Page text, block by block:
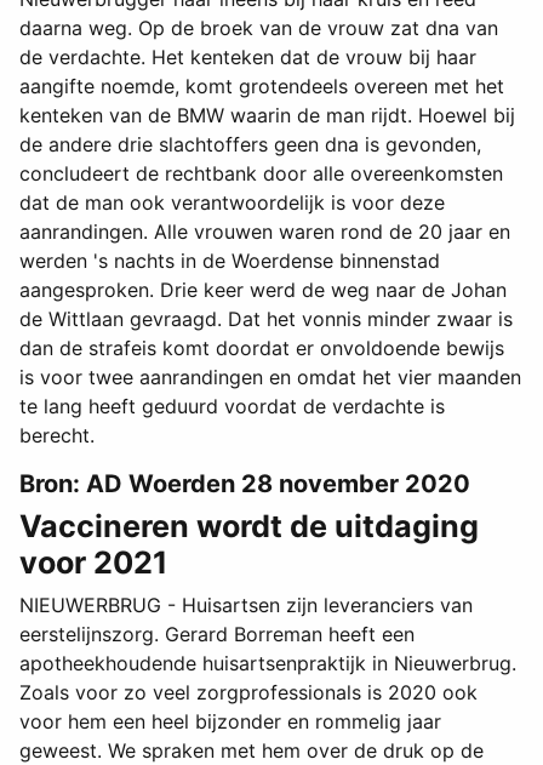
daarna weg. Op de broek van de vrouw zat dna van
de verdachte. Het kenteken dat de vrouw bij haar
aangifte noemde, komt grotendeels overeen met het
kenteken van de BMW waarin de man rijdt. Hoewel bij
de andere drie slachtoffers geen dna is gevonden,
concludeert de rechtbank door alle overeenkomsten
dat de man ook verantwoordelijk is voor deze
aanrandingen. Alle vrouwen waren rond de 20 jaar en
werden 's nachts in de Woerdense binnenstad
aangesproken. Drie keer werd de weg naar de Johan
de Wittlaan gevraagd. Dat het vonnis minder zwaar is
dan de strafeis komt doordat er onvoldoende bewijs
is voor twee aanrandingen en omdat het vier maanden
te lang heeft geduurd voordat de verdachte is
berecht.
Bron: AD Woerden 28 november 2020
Vaccineren wordt de uitdaging
voor 2021
NIEUWERBRUG - Huisartsen zijn leveranciers van
eerstelijnszorg. Gerard Borreman heeft een
apotheekhoudende huisartsenpraktijk in Nieuwerbrug.
Zoals voor zo veel zorgprofessionals is 2020 ook
voor hem een heel bijzonder en rommelig jaar
geweest. We spraken met hem over de druk op de